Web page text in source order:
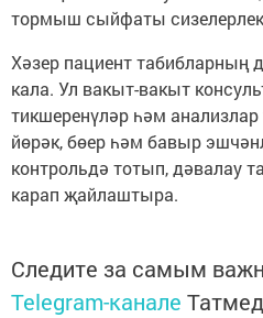
тормыш сыйфаты сизелерлек
Хәзер пациент табибларның
кала. Ул вакыт-вакыт
тикшеренүләр һәм
йөрәк, бөер һәм бавыр
контрольдә тотып, дәвалау
карап җайлаштыра.
Следите за самым
Telegram-канале